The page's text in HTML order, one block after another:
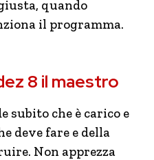
quando
il programma.
8 il maestro
subito che è carico e
deve fare e della
Non apprezza